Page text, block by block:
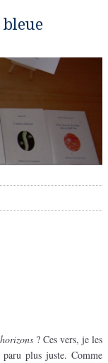
? Ces vers, je les
plus juste. Comme